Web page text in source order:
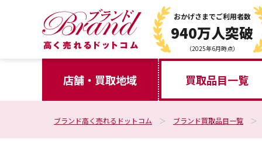
おかげさまでご利用者数
940万人突破
（2025年6月時点）
店舗・買取地域 買取品目一覧
ブランド高く売れるドットコム ブランド買取品目一覧